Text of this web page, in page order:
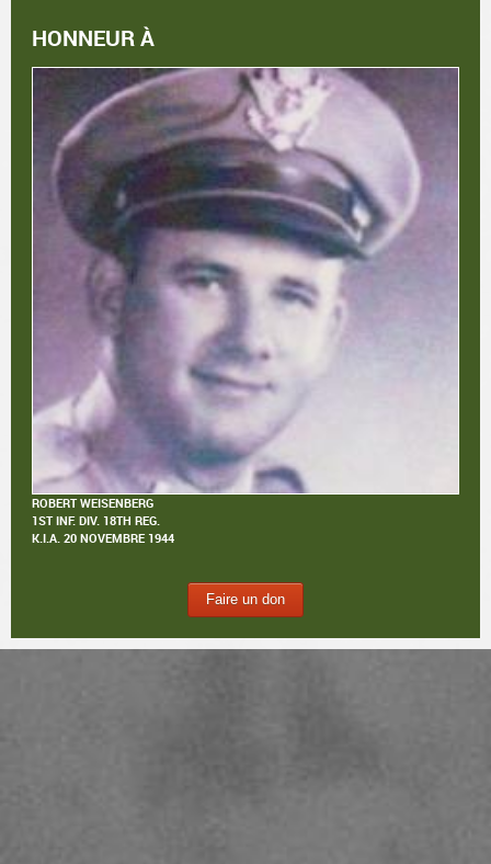
HONNEUR À
ROBERT WEISENBERG
1ST INF. DIV. 18TH REG.
K.I.A. 20 NOVEMBRE 1944
Faire un don